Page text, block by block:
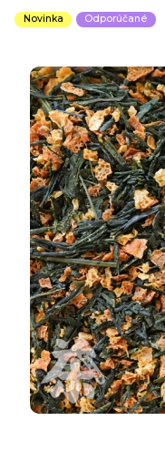
Novinka Odporúčané